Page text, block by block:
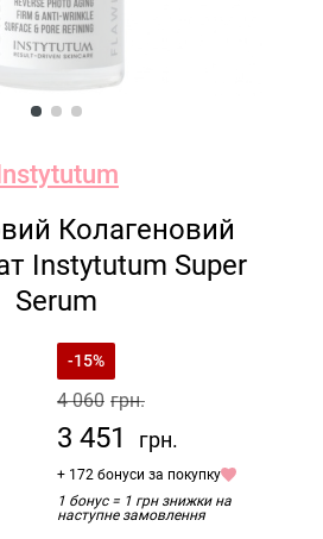
Колагеновий
Instytutum Super
Serum
-15%
4 060 грн.
3 451 грн.
+ 172 бонуси за покупку
1 бонус = 1 грн знижки на
наступне замовлення